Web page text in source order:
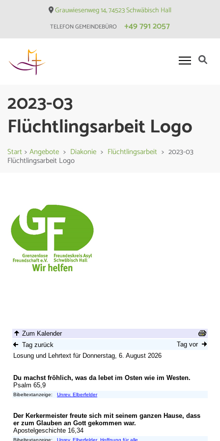
Grauwiesenweg 14, 74523 Schwäbisch Hall
TELEFON GEMEINDEBÜRO +49 791 2057
Hessental
2023-03
Flüchtlingsarbeit Logo
Start > Angebote > Diakonie > Flüchtlingsarbeit > 2023-03
Flüchtlingsarbeit Logo